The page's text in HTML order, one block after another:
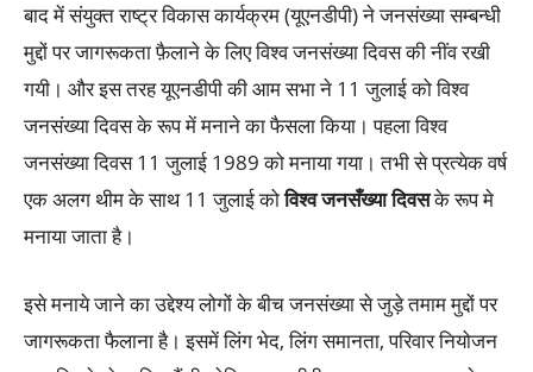
बाद में संयुक्त राष्ट्र विकास कार्यक्रम (यूएनडीपी) नेजनसंख्यासम्बन्धी
मुद्दों पर जागरूकता फ़ैलाने के लिए विश्वजनसंख्यादिवस की नींव रखी
गयी। और इस तरह यूएनडीपी की आम सभा ने 11 जुलाई को विश्व
जनसंख्यादिवस के रूप में मनाने का फैसला किया। पहला विश्व
जनसंख्यादिवस 11 जुलाई 1989 को मनाया गया। तभी से प्रत्येक वर्ष
एक अलग थीम के साथ 11 जुलाई कोविश्व जनसँख्या दिवसके रूप मे
मनाया जाता है।
इसे मनाये जाने का उद्देश्य लोगों के बीचजनसंख्यासे जुड़े तमाम मुद्दों पर
जागरूकता फैलाना है। इसमें लिंग भेद, लिंग समानता, परिवार नियोजन